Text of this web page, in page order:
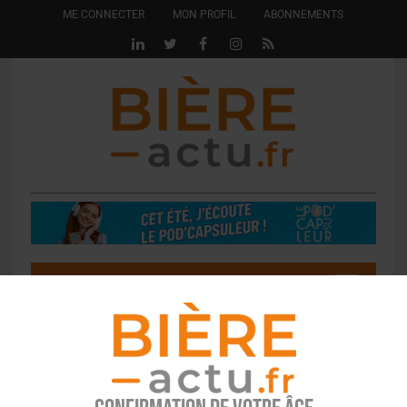
ME CONNECTER MON PROFIL ABONNEMENTS
Formation / Colloque